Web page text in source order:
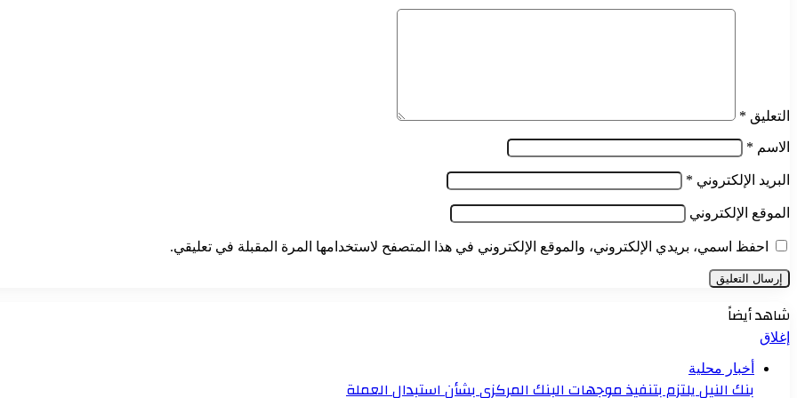
التعليق *
الاسم *
البريد الإلكتروني *
الموقع الإلكتروني
احفظ اسمي، بريدي الإلكتروني، والموقع الإلكتروني في هذا المتصفح لاستخدامها المرة المقبلة في تعليقي.
شاهد أيضاً
إغلاق
أخبار محلية
بنك النيل يلتزم بتنفيذ موجهات البنك المركزي بشأن استبدال العملة